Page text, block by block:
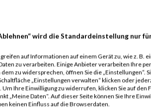
wird die Standardeinstellung nur
auf Informationen auf einem Gerät zu, wie z. B.
zu verarbeiten. Einige Anbieter verarbeiten Ihre
zu widersprechen, öffnen Sie die „Einstellungen“.
„Einstellungen verwalten“ klicken oder
Ihre Einwilligung zu widerrufen, klicken Sie auf den
„Meine Daten“. Auf dieser Seite können Sie Ihre
keinen Einfluss auf die Browserdaten.